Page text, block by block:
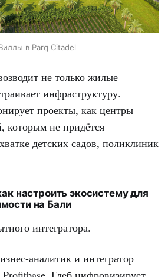
в Parq Citadel
не только жилые
инфраструктуру.
проекты, как центры
которым не придётся
детских садов, поликлиник
настроить экосистему для
на Бали
интегратора.
аналитик и интегратор